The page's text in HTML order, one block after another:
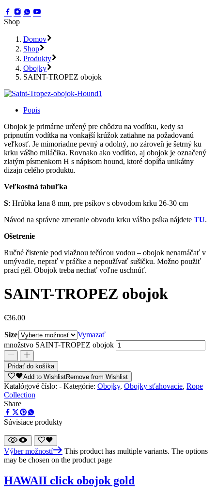
Shop
Domov
Shop
Produkty
Obojky
SAINT-TROPEZ obojok
Popis
Obojok je primárne určený pre chôdzu na vodítku, kedy sa
pripnutím vodítka na vonkajší krúžok zatiahne na požadovanú
veľkosť. Je mimoriadne pevný a odolný, no zároveň je šetrný ku
krku vášho miláčika. Rovnako ako vodítko, aj obojok je označený
zlatým písmenkom H s nápisom hound, ktoré dopĺňa unikátny
dizajn celého produktu.
Veľkostná tabuľka
S: Hrúbka lana 8 mm, pre psíkov s obvodom krku 26-30 cm
Návod na správne zmeranie obvodu krku vášho psíka nájdete TU.
Ošetrenie
Ručné čistenie pod vlažnou tečúcou vodou – obojok nenamáčať v
umývadle, neprať v práčke a nepoužívať sušičku. Možno použiť
prací gél. Obojok treba nechať voľne uschnúť.
SAINT-TROPEZ obojok
€36.00
Size
Vymazať
množstvo SAINT-TROPEZ obojok
Pridať do košíka
Add to WishlistRemove from Wishlist
Katalógové číslo: - Kategórie: Obojky, Obojky sťahovacie, Rope
Collection
Share
Súvisiace produkty
Výber možností
This product has multiple variants. The options
may be chosen on the product page
HAWAII click obojok gold